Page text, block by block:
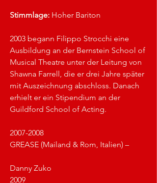
Stimmlage: Hoher Bariton
2003 begann Filippo Strocchi eine
Ausbildung an der Bernstein School of
Musical Theatre unter der Leitung von
Shawna Farrell, die er drei Jahre später
mit Auszeichnung abschloss. Danach
erhielt er ein Stipendium an der
Guildford School of Acting.
2007-2008
GREASE (Mailand & Rom, Italien) –
Danny Zuko
2009